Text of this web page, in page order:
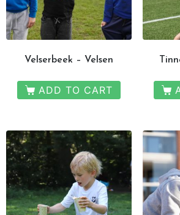
Velserbeek – Velsen
ADD TO CART
THEMA?
Bel snel voor de
Boeken